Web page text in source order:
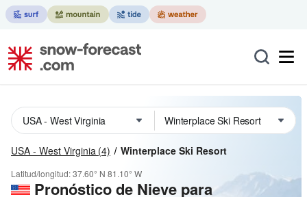
USA - West Virginia (4) Winterplace Ski Resort
Latitud/longitud:37.60° N 81.10° W
Pronóstico de Nieve para